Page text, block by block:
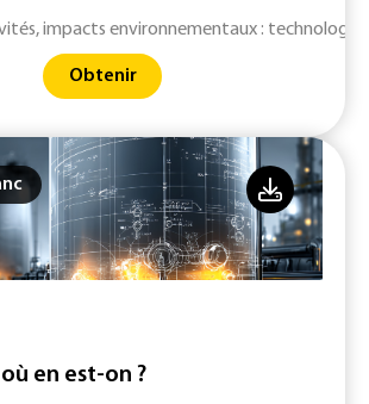
impacts environnementaux :
Obtenir
en est-on ?